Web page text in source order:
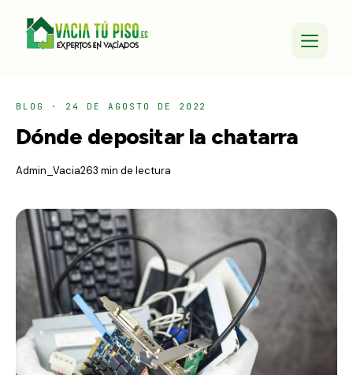
BLOG · 24 DE AGOSTO DE 2022
Dónde depositar la chatarra
Admin_Vacia263 min de lectura